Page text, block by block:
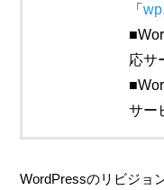
「
応サ
サー
WordPressのリビジョ